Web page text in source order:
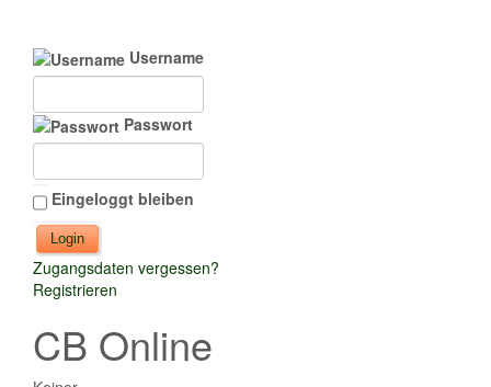
Username
Passwort
Eingeloggt bleiben
Zugangsdaten vergessen?
Registrieren
CB Online